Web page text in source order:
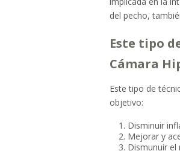
del pecho,
Este tipo
Cámara
Este tipo de
objetivo:
Disminuir
Mejorar y
Dismunuir